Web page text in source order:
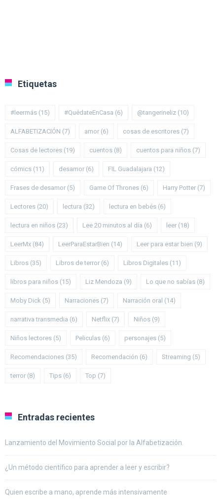
Etiquetas
#leermás (15) #QuédateEnCasa (6) @tangerineliz (10)
ALFABETIZACIÓN (7) amor (6) cosas de escritores (7)
Cosas de lectores (19) cuentos (8) cuentos para niños (7)
cómics (11) desamor (6) FIL Guadalajara (12)
Frases de desamor (5) Game Of Thrones (6) Harry Potter (7)
Lectores (20) lectura (32) lectura en bebés (6)
lectura en niños (23) Lee 20 minutos al día (6) leer (18)
LeerMx (84) LeerParaEstarBien (14) Leer para estar bien (9)
Libros (35) Libros de terror (6) Libros Digitales (11)
libros para niños (15) Liz Mendoza (9) Lo que no sabías (8)
Moby Dick (5) Narraciones (7) Narración oral (14)
narrativa transmedia (6) Netflix (7) Niños (9)
Niños lectores (5) Peliculas (6) personajes (5)
Recomendaciones (35) Recomendación (6) Streaming (5)
terror (8) Tips (6) Top (7)
Entradas recientes
Lanzamiento del Movimiento Social por la Alfabetización.
¿Un método científico para aprender a leer y escribir?
Quien escribe a mano, aprende más intensivamente